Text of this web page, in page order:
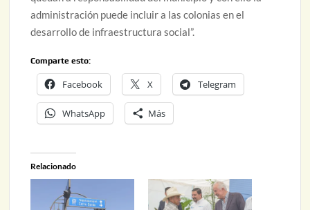
administración puede incluir a las colonias en el
desarrollo de infraestructura social”.
Comparte esto:
Facebook X Telegram
WhatsApp Más
Relacionado